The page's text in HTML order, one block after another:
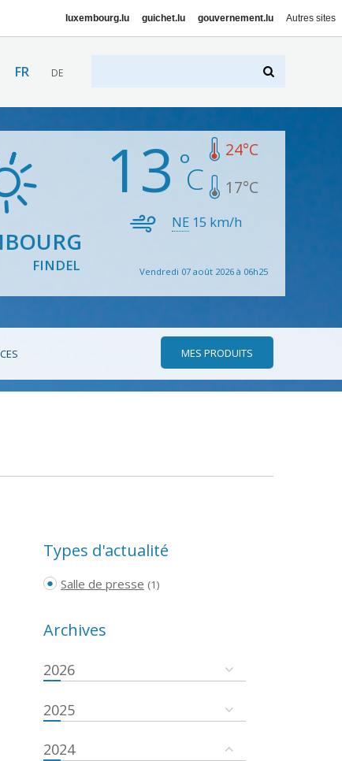
luxembourg.lu guichet.lu gouvernement.lu Autres sites
FR DE
FINDEL
13 24°C
17°C
NE 15 km/h
Vendredi 07 août 2026 à 06h25
MES PRODUITS
Types d'actualité
Salle de presse (1)
Archives
2026
2025
2024